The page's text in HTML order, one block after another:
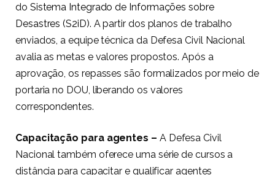
do Sistema Integrado de Informações sobre
Desastres (S2iD). A partir dos planos de trabalho
enviados, a equipe técnica da Defesa Civil Nacional
avalia as metas e valores propostos. Após a
aprovação, os repasses são formalizados por meio de
portaria no DOU, liberando os valores
correspondentes.
Capacitação para agentes – A Defesa Civil
Nacional também oferece uma série de cursos a
distância para capacitar e qualificar agentes